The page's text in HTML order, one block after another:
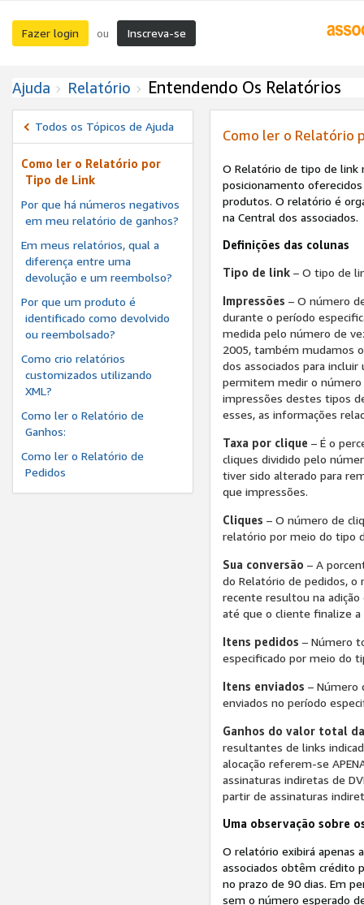
Fazer login ou Inscreva-se
Ajuda Relatório Entendendo Os Relatórios
Todos os Tópicos de Ajuda
Como ler o Relatório por
Tipo de Link
Por que há números negativos
em meu relatório de ganhos?
Em meus relatórios, qual a
diferença entre uma
devolução e um reembolso?
Por que um produto é
identificado como devolvido
ou reembolsado?
Como crio relatórios
customizados utilizando
XML?
Como ler o Relatório de
Ganhos:
Como ler o Relatório de
Pedidos
Como ler o Relatório
O Relatório de tipo de
posicionamento
produtos. O relatório é
na Central dos associados.
Definições das colunas
Tipo de link– O tipo de
Impressões – O número
durante o período
medida pelo número de
2005, também mudamos
dos associados para
permitem medir o número
impressões destes tipos
esses, as informações
Taxa por clique – É o
cliques dividido pelo
tiver sido alterado para
que impressões.
Cliques – O número de
relatório por meio do tipo
Sua conversão – A
do Relatório de pedidos,
recente resultou na adição
até que o cliente finalize a
Itens pedidos – Número
especificado por meio do
Itens enviados – Número
enviados no período
Ganhos do valor total
resultantes de links
alocação referem-se
assinaturas indiretas de
partir de assinaturas
Uma observação sobre
O relatório exibirá apenas
associados obtêm crédito
no prazo de 90 dias. Em
sem o número esperado